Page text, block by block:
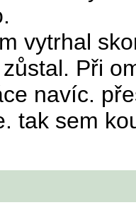
vytrhal
Při
navíc.
tak sem